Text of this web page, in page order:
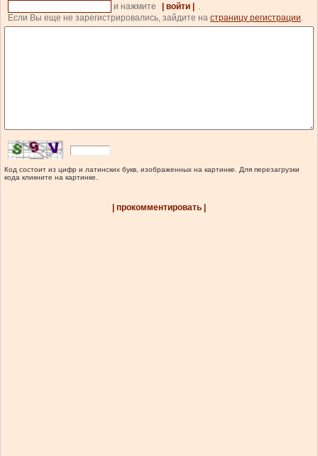
и нажмите
| войти |
.
Если Вы еще не зарегистрировались, зайдите на страницу регистрации.
Код состоит из цифр и латинских букв, изображенных на картинке. Для перезагрузки
кода кликните на картинке.
| прокомментировать |